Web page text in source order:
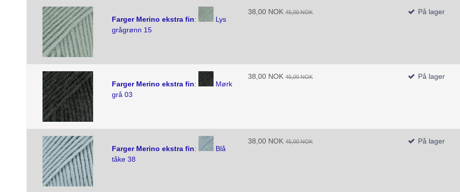
Farger Merino ekstra fin:
Lys
grågrønn 15
38,00 NOK 45,00 NOK På lager
Farger Merino ekstra fin:
Mørk
grå 03
38,00 NOK 45,00 NOK På lager
Farger Merino ekstra fin:
Blå
tåke 38
38,00 NOK 45,00 NOK På lager